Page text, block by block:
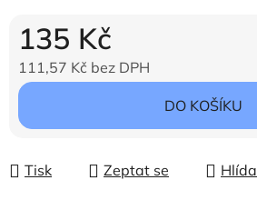
135 Kč
111,57 Kč bez DPH
Měrná cena:
DO KOŠÍKU
Tisk Zeptat se